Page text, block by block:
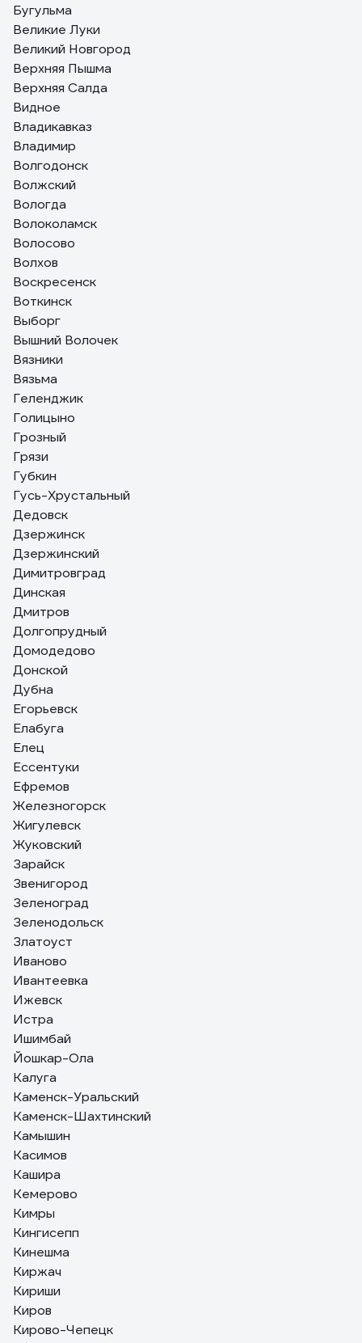
Бугульма
Великие Луки
Великий Новгород
Верхняя Пышма
Верхняя Салда
Видное
Владикавказ
Владимир
Волгодонск
Волжский
Вологда
Волоколамск
Волосово
Волхов
Воскресенск
Воткинск
Выборг
Вышний Волочек
Вязники
Вязьма
Геленджик
Голицыно
Грозный
Грязи
Губкин
Гусь-Хрустальный
Дедовск
Дзержинск
Дзержинский
Димитровград
Динская
Дмитров
Долгопрудный
Домодедово
Донской
Дубна
Егорьевск
Елабуга
Елец
Ессентуки
Ефремов
Железногорск
Жигулевск
Жуковский
Зарайск
Звенигород
Зеленоград
Зеленодольск
Златоуст
Иваново
Ивантеевка
Ижевск
Истра
Ишимбай
Йошкар-Ола
Калуга
Каменск-Уральский
Каменск-Шахтинский
Камышин
Касимов
Кашира
Кемерово
Кимры
Кингисепп
Кинешма
Киржач
Кириши
Киров
Кирово-Чепецк